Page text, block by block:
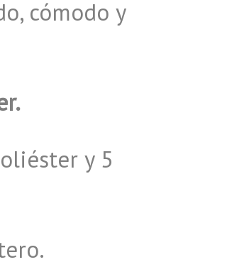
cómodo y
y 5